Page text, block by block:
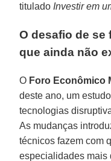
titulado Investir em
O desafio de se
que ainda não
O Foro Econômico
deste ano, um
tecnologias
As mudanças
técnicos fazem com
especialidades mais